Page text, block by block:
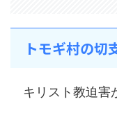
トモギ村の切
キリスト教迫害